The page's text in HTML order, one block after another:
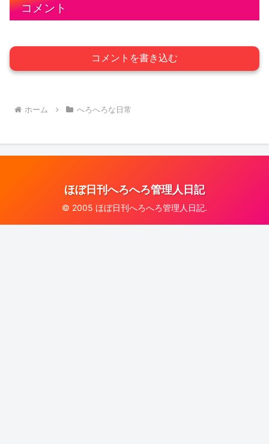
コメント
コメントを書き込む
ホーム へろへろな日常
ほぼ日刊へろへろ管理人日記
© 2005 ほぼ日刊へろへろ管理人日記.